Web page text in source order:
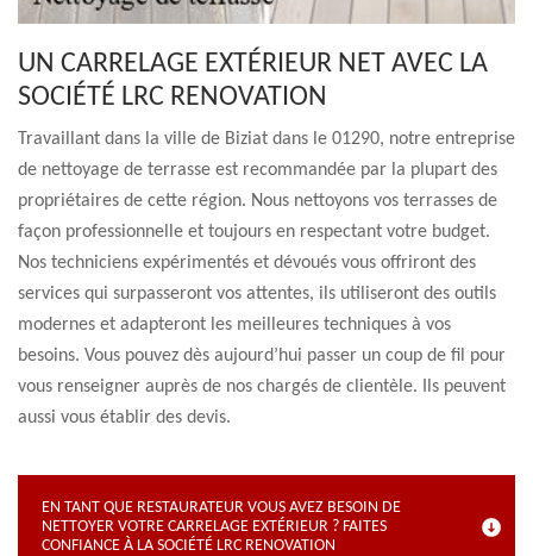
UN CARRELAGE EXTÉRIEUR NET AVEC LA
SOCIÉTÉ LRC RENOVATION
Travaillant dans la ville de Biziat dans le 01290, notre entreprise
de nettoyage de terrasse est recommandée par la plupart des
propriétaires de cette région. Nous nettoyons vos terrasses de
façon professionnelle et toujours en respectant votre budget.
Nos techniciens expérimentés et dévoués vous offriront des
services qui surpasseront vos attentes, ils utiliseront des outils
modernes et adapteront les meilleures techniques à vos
besoins. Vous pouvez dès aujourd’hui passer un coup de fil pour
vous renseigner auprès de nos chargés de clientèle. Ils peuvent
aussi vous établir des devis.
EN TANT QUE RESTAURATEUR VOUS AVEZ BESOIN DE
NETTOYER VOTRE CARRELAGE EXTÉRIEUR ? FAITES
CONFIANCE À LA SOCIÉTÉ LRC RENOVATION